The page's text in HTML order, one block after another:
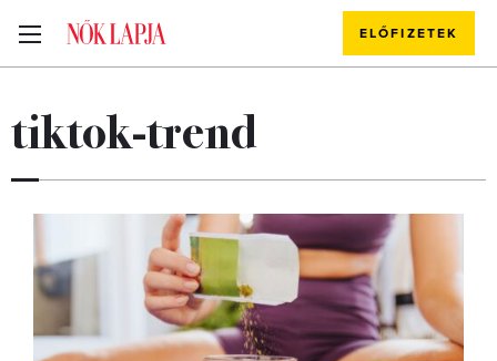
ELŐFIZETEK
tiktok-trend